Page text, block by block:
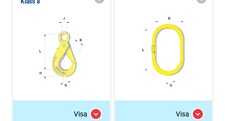
Klass 8
Visa Visa